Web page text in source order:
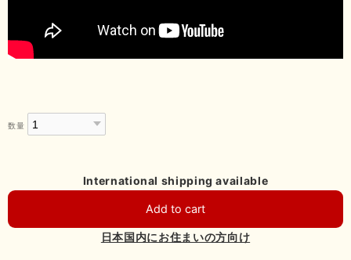
数量
International shipping available
Add to cart
日本国内にお住まいの方向け